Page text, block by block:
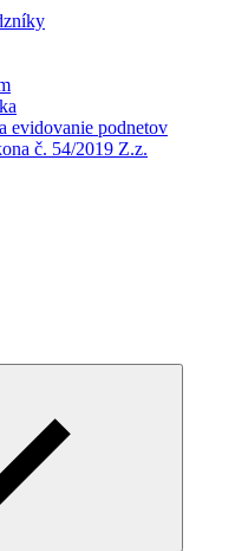
evidovanie podnetov
č. 54/2019 Z.z.